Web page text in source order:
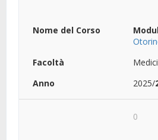
2025/
0